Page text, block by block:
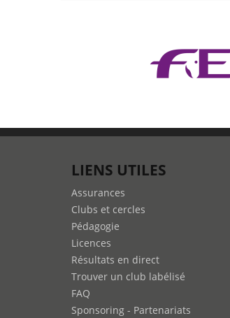
LIENS UTILES
Assurances
Clubs et cercles
Pédagogie
Licences
Résultats en direct
Trouver un club labélisé
FAQ
Sponsoring - Partenariats